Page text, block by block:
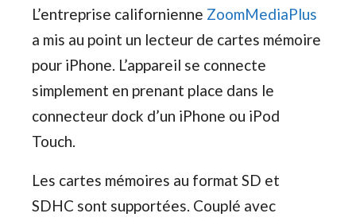
L’entreprise californienne ZoomMediaPlus
a mis au point un lecteur de cartes mémoire
pour iPhone. L’appareil se connecte
simplement en prenant place dans le
connecteur dock d’un iPhone ou iPod
Touch.
Les cartes mémoires au format SD et
SDHC sont supportées. Couplé avec